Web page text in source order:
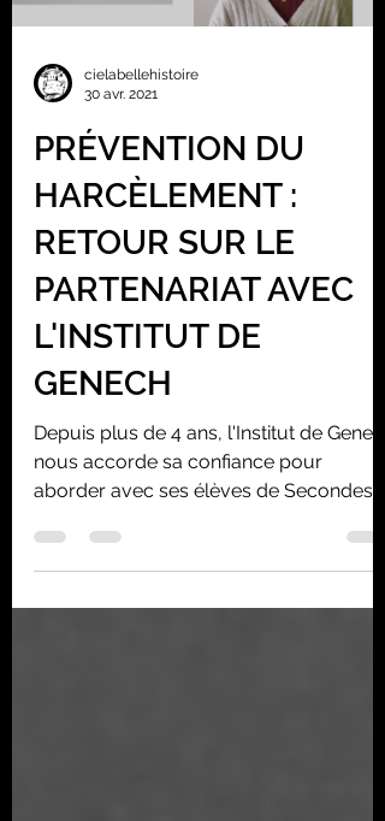
cielabellehistoire
30 avr. 2021
PRÉVENTION DU
HARCÈLEMENT :
RETOUR SUR LE
PARTENARIAT AVEC
L'INSTITUT DE
GENECH
Depuis plus de 4 ans, l'Institut de Genech
nous accorde sa confiance pour
aborder avec ses élèves de Secondes,